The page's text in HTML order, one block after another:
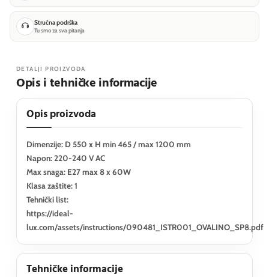
Stručna podrška
Tu smo za sva pitanja
DETALJI PROIZVODA
Opis i tehničke informacije
Opis proizvoda
Dimenzije: D 550 x H min 465 / max 1200 mm
Napon: 220-240 V AC
Max snaga: E27 max 8 x 60W
Klasa zaštite: 1
Tehnički list:
https://ideal-
lux.com/assets/instructions/090481_ISTR001_OVALINO_SP8.pdf
Tehničke informacije